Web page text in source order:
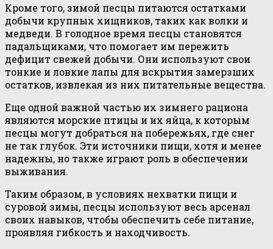
Кроме того, зимой песцы питаются остатками
добычи крупных хищников, таких как волки и
медведи. В голодное время песцы становятся
падальщиками, что помогает им пережить
дефицит свежей добычи. Они используют свои
тонкие и ловкие лапы для вскрытия замерзших
остатков, извлекая из них питательные вещества.
Еще одной важной частью их зимнего рациона
являются морские птицы и их яйца, к которым
песцы могут добраться на побережьях, где снег
не так глубок. Эти источники пищи, хотя и менее
надежны, но также играют роль в обеспечении
выживания.
Таким образом, в условиях нехватки пищи и
суровой зимы, песцы используют весь арсенал
своих навыков, чтобы обеспечить себе питание,
проявляя гибкость и находчивость.